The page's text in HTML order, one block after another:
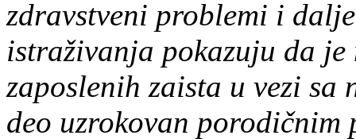
zdravstveni problemi i
istraživanja pokazuju da je
zaposlenih zaista u vezi
deo uzrokovan porodičnim